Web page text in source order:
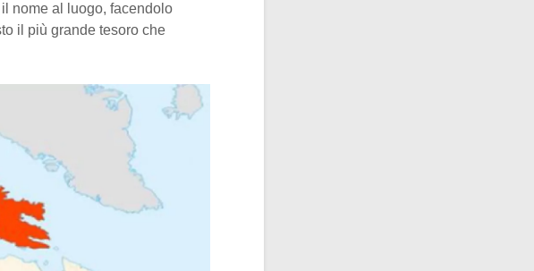
nome al luogo, facendolo
il più grande tesoro che